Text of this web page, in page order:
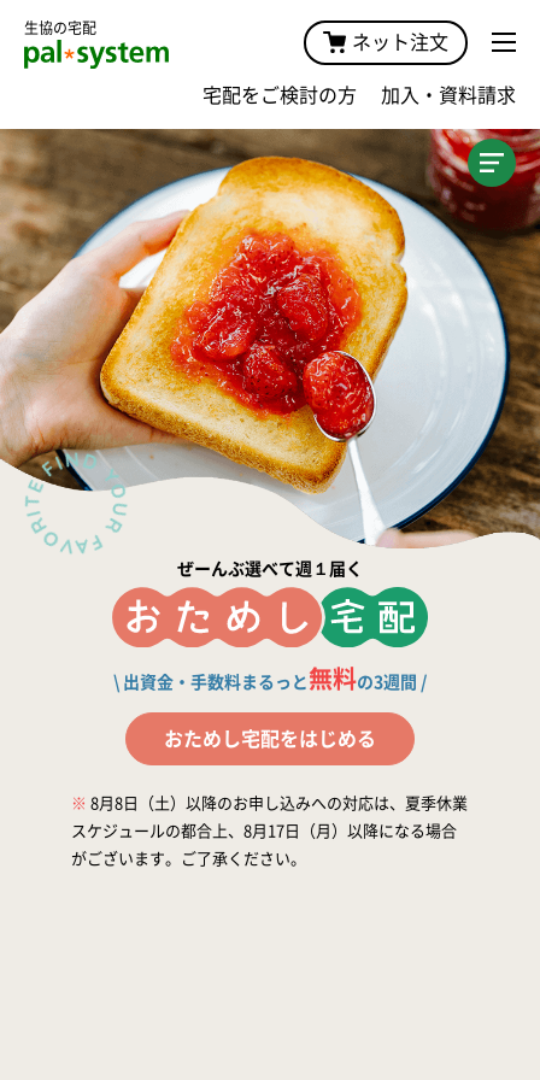
加入案内TOP
宅配サービスガイド・手数料
キャンペーン
おためしプラン
おためし宅配
おためしセット
みんなの声
加入に関するよくある質問
加入申し込み・資料請求
生協の宅配
ネット注文
宅配をご検討の方 加入・資料請求
ぜーんぶ選べて週１届く
\ 出資金・手数料まるっと 無料の3週間 /
おためし宅配をはじめる
※ 8月8日（土）以降のお申し込みへの対応は、夏季休業
スケジュールの都合上、8月17日（月）以降になる場合
がございます。ご了承ください。